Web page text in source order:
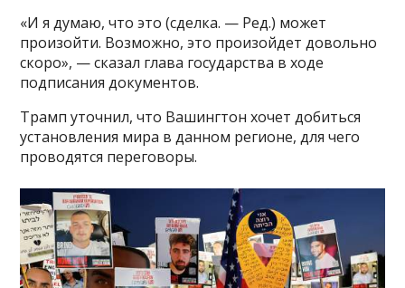
«И я думаю, что это (сделка. — Ред.) может
произойти. Возможно, это произойдет довольно
скоро», — сказал глава государства в ходе
подписания документов.
Трамп уточнил, что Вашингтон хочет добиться
установления мира в данном регионе, для чего
проводятся переговоры.